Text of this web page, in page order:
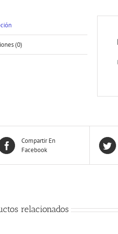
(0)
Compartir En
Facebook
relacionados